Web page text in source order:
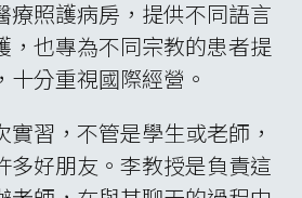
傳統艾灸治療區+煙霧抽吸設備
氣味分析儀